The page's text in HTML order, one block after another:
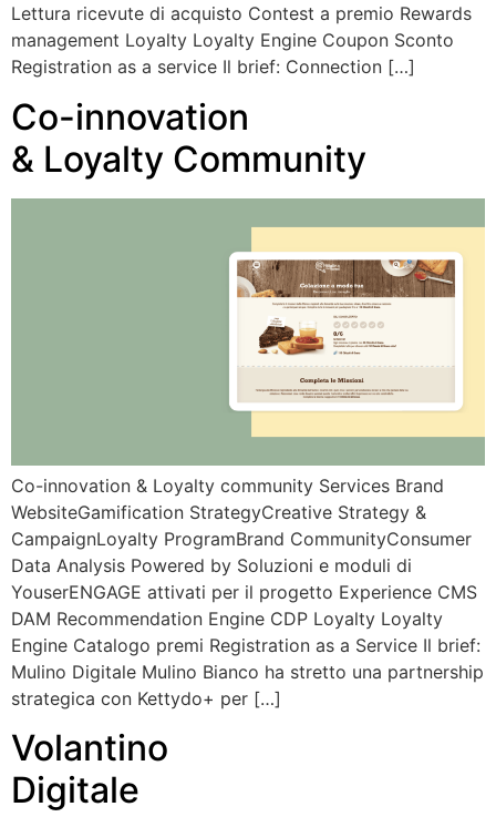
Lettura ricevute di acquisto Contest a premio Rewards
management Loyalty Loyalty Engine Coupon Sconto
Registration as a service Il brief: Connection […]
Co-innovation
& Loyalty Community
Co-innovation & Loyalty community Services Brand
WebsiteGamification StrategyCreative Strategy &
CampaignLoyalty ProgramBrand CommunityConsumer
Data Analysis Powered by Soluzioni e moduli di
YouserENGAGE attivati per il progetto Experience CMS
DAM Recommendation Engine CDP Loyalty Loyalty
Engine Catalogo premi Registration as a Service Il brief:
Mulino Digitale Mulino Bianco ha stretto una partnership
strategica con Kettydo+ per […]
Volantino
Digitale